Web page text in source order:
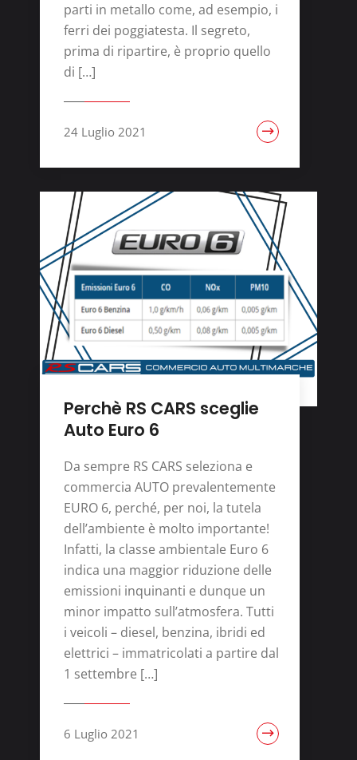
parti in metallo come, ad esempio, i
ferri dei poggiatesta. Il segreto,
prima di ripartire, è proprio quello
di […]
24 Luglio 2021
Perchè RS CARS sceglie
Auto Euro 6
Da sempre RS CARS seleziona e
commercia AUTO prevalentemente
EURO 6, perché, per noi, la tutela
dell’ambiente è molto importante!
Infatti, la classe ambientale Euro 6
indica una maggior riduzione delle
emissioni inquinanti e dunque un
minor impatto sull’atmosfera. Tutti
i veicoli – diesel, benzina, ibridi ed
elettrici – immatricolati a partire dal
1 settembre […]
6 Luglio 2021